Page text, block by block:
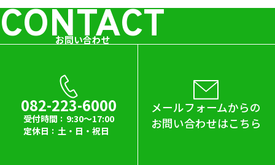
CONTACT
お問い合わせ
082-223-6000
受付時間
9:30～17:00
定休日
土・日・祝日
メールフォームからの
お問い合わせはこちら